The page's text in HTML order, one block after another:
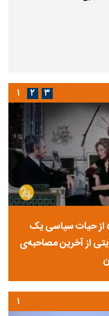
از حیات سیاسی یک
از آخرین مصاحبه‌ی
۱ ۲ ۳
۱